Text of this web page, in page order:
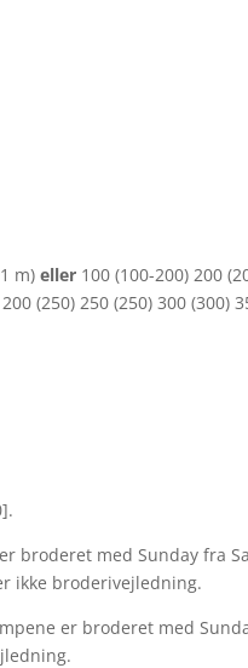
m)eller 100 (100-200) 200
(250) 250 (250) 300 (300)
broderet med Sunday fra
ikke broderivejledning.
er broderet med